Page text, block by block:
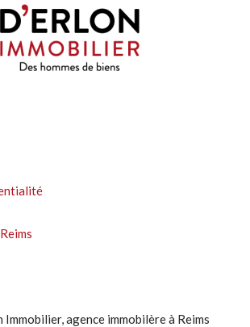
agence immobilère à Reims